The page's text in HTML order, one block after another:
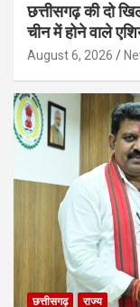
छत्तीसगढ़ की दो
चीन में होने वाले
August 6, 2026
छत्तीसगढ़ राज्य